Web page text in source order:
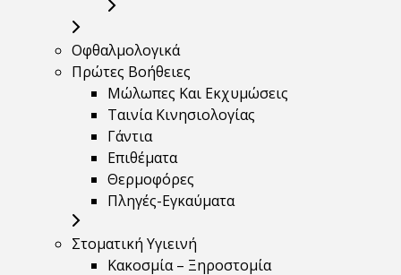
Οφθαλμολογικά
Πρώτες Βοήθειες
Μώλωπες Και Εκχυμώσεις
Ταινία Κινησιολογίας
Γάντια
Επιθέματα
Θερμοφόρες
Πληγές-Εγκαύματα
Στοματική Υγιεινή
Κακοσμία – Ξηροστομία